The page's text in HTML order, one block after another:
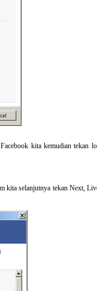
kita kemudian tekan
kita selanjutnya tekan Next,